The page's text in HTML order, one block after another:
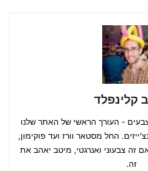
קלינפלד
- העורך הראשי של האתר שלנו
החל מסטאר וורז ועד פוקימון,
זה צבעוני ואנרגטי, מיטב יאהב את
זה.